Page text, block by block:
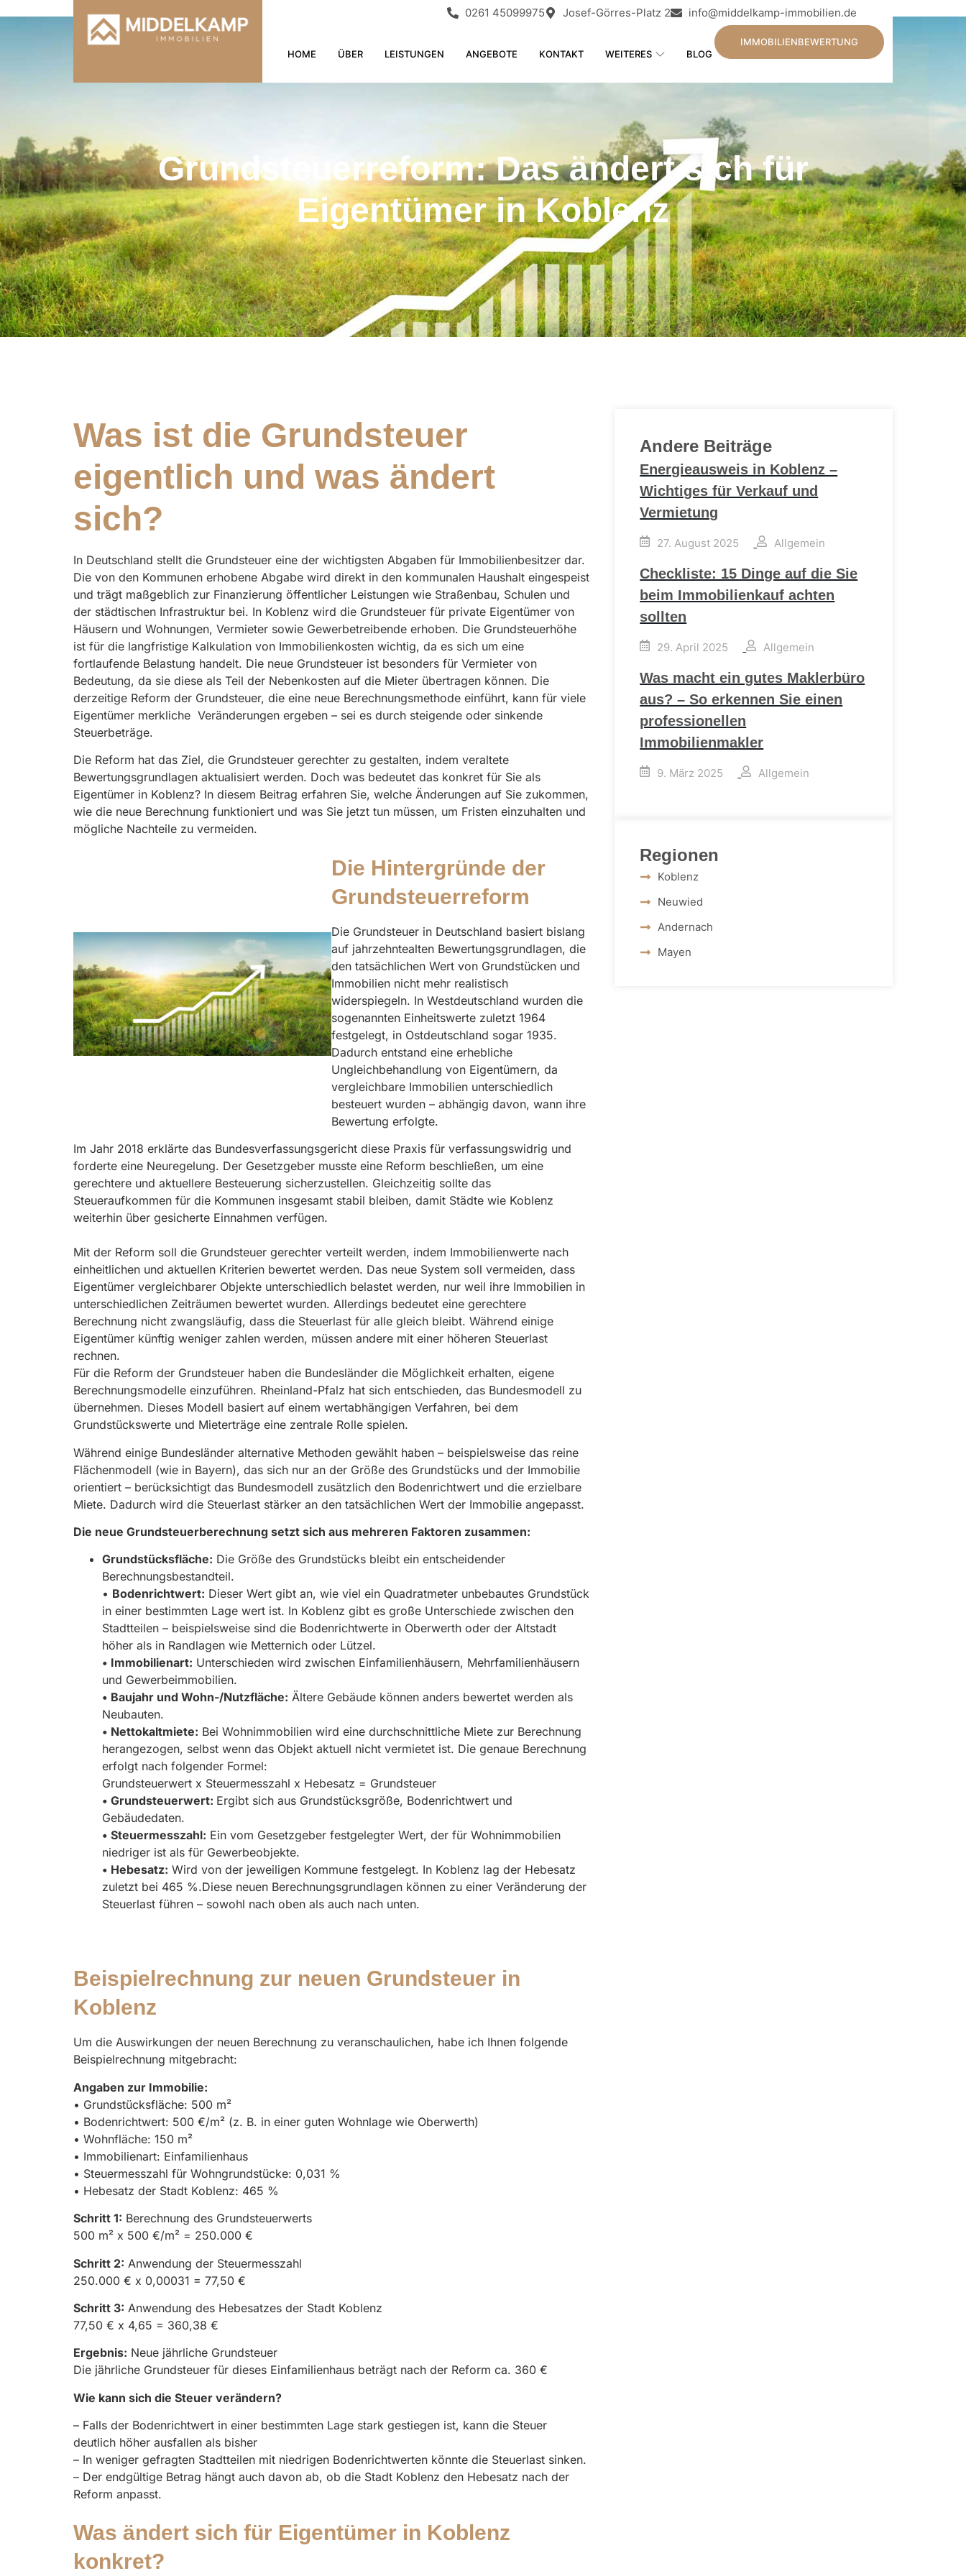
0261 45099975 Josef-Görres-Platz 2 info@middelkamp-immobilien.de
HOME ÜBER LEISTUNGEN ANGEBOTE KONTAKT WEITERES BLOG
IMMOBILIENBEWERTUNG
Grundsteuerreform: Das ändert sich für
Eigentümer in Koblenz
Was ist die Grundsteuer
eigentlich und was ändert
sich?
In Deutschland stellt die Grundsteuer eine der wichtigsten Abgaben für Immobilienbesitzer dar.
Die von den Kommunen erhobene Abgabe wird direkt in den kommunalen Haushalt eingespeist
und trägt maßgeblich zur Finanzierung öffentlicher Leistungen wie Straßenbau, Schulen und
der städtischen Infrastruktur bei. In Koblenz wird die Grundsteuer für private Eigentümer von
Häusern und Wohnungen, Vermieter sowie Gewerbetreibende erhoben. Die Grundsteuerhöhe
ist für die langfristige Kalkulation von Immobilienkosten wichtig, da es sich um eine
fortlaufende Belastung handelt. Die neue Grundsteuer ist besonders für Vermieter von
Bedeutung, da sie diese als Teil der Nebenkosten auf die Mieter übertragen können. Die
derzeitige Reform der Grundsteuer, die eine neue Berechnungsmethode einführt, kann für viele
Eigentümer merkliche Veränderungen ergeben – sei es durch steigende oder sinkende
Steuerbeträge.
Die Reform hat das Ziel, die Grundsteuer gerechter zu gestalten, indem veraltete
Bewertungsgrundlagen aktualisiert werden. Doch was bedeutet das konkret für Sie als
Eigentümer in Koblenz? In diesem Beitrag erfahren Sie, welche Änderungen auf Sie zukommen,
wie die neue Berechnung funktioniert und was Sie jetzt tun müssen, um Fristen einzuhalten und
mögliche Nachteile zu vermeiden.
Die Hintergründe der
Grundsteuerreform
Die Grundsteuer in Deutschland basiert bislang
auf jahrzehntealten Bewertungsgrundlagen, die
den tatsächlichen Wert von Grundstücken und
Immobilien nicht mehr realistisch
widerspiegeln. In Westdeutschland wurden die
sogenannten Einheitswerte zuletzt 1964
festgelegt, in Ostdeutschland sogar 1935.
Dadurch entstand eine erhebliche
Ungleichbehandlung von Eigentümern, da
vergleichbare Immobilien unterschiedlich
besteuert wurden – abhängig davon, wann ihre
Bewertung erfolgte.
Im Jahr 2018 erklärte das Bundesverfassungsgericht diese Praxis für verfassungswidrig und
forderte eine Neuregelung. Der Gesetzgeber musste eine Reform beschließen, um eine
gerechtere und aktuellere Besteuerung sicherzustellen. Gleichzeitig sollte das
Steueraufkommen für die Kommunen insgesamt stabil bleiben, damit Städte wie Koblenz
weiterhin über gesicherte Einnahmen verfügen.
Mit der Reform soll die Grundsteuer gerechter verteilt werden, indem Immobilienwerte nach
einheitlichen und aktuellen Kriterien bewertet werden. Das neue System soll vermeiden, dass
Eigentümer vergleichbarer Objekte unterschiedlich belastet werden, nur weil ihre Immobilien in
unterschiedlichen Zeiträumen bewertet wurden. Allerdings bedeutet eine gerechtere
Berechnung nicht zwangsläufig, dass die Steuerlast für alle gleich bleibt. Während einige
Eigentümer künftig weniger zahlen werden, müssen andere mit einer höheren Steuerlast
rechnen.
Für die Reform der Grundsteuer haben die Bundesländer die Möglichkeit erhalten, eigene
Berechnungsmodelle einzuführen. Rheinland-Pfalz hat sich entschieden, das Bundesmodell zu
übernehmen. Dieses Modell basiert auf einem wertabhängigen Verfahren, bei dem
Grundstückswerte und Mieterträge eine zentrale Rolle spielen.
Während einige Bundesländer alternative Methoden gewählt haben – beispielsweise das reine
Flächenmodell (wie in Bayern), das sich nur an der Größe des Grundstücks und der Immobilie
orientiert – berücksichtigt das Bundesmodell zusätzlich den Bodenrichtwert und die erzielbare
Miete. Dadurch wird die Steuerlast stärker an den tatsächlichen Wert der Immobilie angepasst.
Die neue Grundsteuerberechnung setzt sich aus mehreren Faktoren zusammen:
Grundstücksfläche: Die Größe des Grundstücks bleibt ein entscheidender
Berechnungsbestandteil.
• Bodenrichtwert: Dieser Wert gibt an, wie viel ein Quadratmeter unbebautes Grundstück
in einer bestimmten Lage wert ist. In Koblenz gibt es große Unterschiede zwischen den
Stadtteilen – beispielsweise sind die Bodenrichtwerte in Oberwerth oder der Altstadt
höher als in Randlagen wie Metternich oder Lützel.
• Immobilienart: Unterschieden wird zwischen Einfamilienhäusern, Mehrfamilienhäusern
und Gewerbeimmobilien.
• Baujahr und Wohn-/Nutzfläche: Ältere Gebäude können anders bewertet werden als
Neubauten.
• Nettokaltmiete: Bei Wohnimmobilien wird eine durchschnittliche Miete zur Berechnung
herangezogen, selbst wenn das Objekt aktuell nicht vermietet ist. Die genaue Berechnung
erfolgt nach folgender Formel:
Grundsteuerwert x Steuermesszahl x Hebesatz = Grundsteuer
• Grundsteuerwert: Ergibt sich aus Grundstücksgröße, Bodenrichtwert und
Gebäudedaten.
• Steuermesszahl: Ein vom Gesetzgeber festgelegter Wert, der für Wohnimmobilien
niedriger ist als für Gewerbeobjekte.
• Hebesatz: Wird von der jeweiligen Kommune festgelegt. In Koblenz lag der Hebesatz
zuletzt bei 465 %.Diese neuen Berechnungsgrundlagen können zu einer Veränderung der
Steuerlast führen – sowohl nach oben als auch nach unten.
Beispielrechnung zur neuen Grundsteuer in
Koblenz
Um die Auswirkungen der neuen Berechnung zu veranschaulichen, habe ich Ihnen folgende
Beispielrechnung mitgebracht:
Angaben zur Immobilie:
• Grundstücksfläche: 500 m²
• Bodenrichtwert: 500 €/m² (z. B. in einer guten Wohnlage wie Oberwerth)
• Wohnfläche: 150 m²
• Immobilienart: Einfamilienhaus
• Steuermesszahl für Wohngrundstücke: 0,031 %
• Hebesatz der Stadt Koblenz: 465 %
Schritt 1: Berechnung des Grundsteuerwerts
500 m² x 500 €/m² = 250.000 €
Schritt 2: Anwendung der Steuermesszahl
250.000 € x 0,00031 = 77,50 €
Schritt 3: Anwendung des Hebesatzes der Stadt Koblenz
77,50 € x 4,65 = 360,38 €
Ergebnis: Neue jährliche Grundsteuer
Die jährliche Grundsteuer für dieses Einfamilienhaus beträgt nach der Reform ca. 360 €
Wie kann sich die Steuer verändern?
– Falls der Bodenrichtwert in einer bestimmten Lage stark gestiegen ist, kann die Steuer
deutlich höher ausfallen als bisher
– In weniger gefragten Stadtteilen mit niedrigen Bodenrichtwerten könnte die Steuerlast sinken.
– Der endgültige Betrag hängt auch davon ab, ob die Stadt Koblenz den Hebesatz nach der
Reform anpasst.
Was ändert sich für Eigentümer in Koblenz
konkret?
Andere Beiträge
Energieausweis in Koblenz –
Wichtiges für Verkauf und
Vermietung
27. August 2025 Allgemein
Checkliste: 15 Dinge auf die Sie
beim Immobilienkauf achten
sollten
29. April 2025 Allgemein
Was macht ein gutes Maklerbüro
aus? – So erkennen Sie einen
professionellen
Immobilienmakler
9. März 2025 Allgemein
Regionen
Koblenz
Neuwied
Andernach
Mayen